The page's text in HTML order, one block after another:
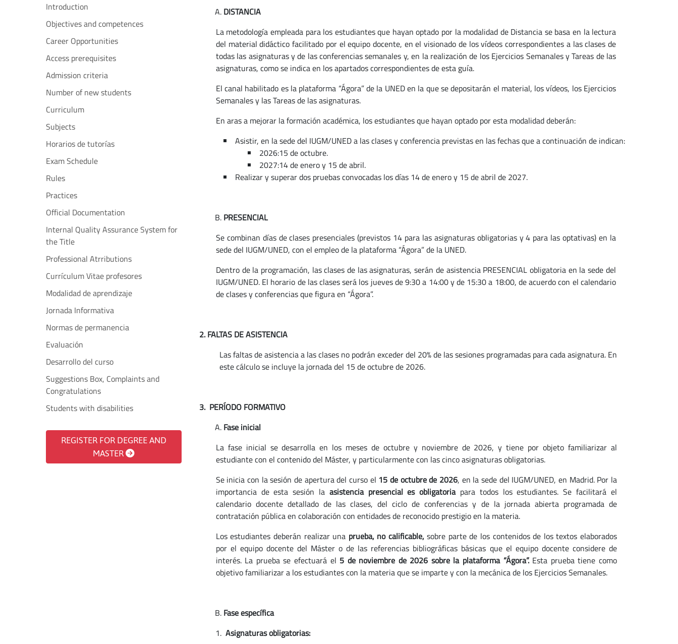
Introduction
Objectives and competences
Career Opportunities
Access prerequisites
Admission criteria
Number of new students
Curriculum
Subjects
Horarios de tutorías
Exam Schedule
Rules
Practices
Official Documentation
Internal Quality Assurance System for
the Title
Professional Atrributions
Currículum Vitae profesores
Modalidad de aprendizaje
Jornada Informativa
Normas de permanencia
Evaluación
Desarrollo del curso
Suggestions Box, Complaints and
Congratulations
Students with disabilities
REGISTER FOR DEGREE AND
MASTER
DISTANCIA
La metodología empleada para los estudiantes que hayan optado por la modalidad de Distancia se basa en la lectura
del material didáctico facilitado por el equipo docente, en el visionado de los vídeos correspondientes a las clases de
todas las asignaturas y de las conferencias semanales y, en la realización de los Ejercicios Semanales y Tareas de las
asignaturas, como se indica en los apartados correspondientes de esta guía.
El canal habilitado es la plataforma “Ágora” de la UNED en la que se depositarán el material, los vídeos, los Ejercicios
Semanales y las Tareas de las asignaturas.
En aras a mejorar la formación académica, los estudiantes que hayan optado por esta modalidad deberán:
Asistir, en la sede del IUGM/UNED a las clases y conferencia previstas en las fechas que a continuación de indican:
2026:15 de octubre.
2027:14 de enero y 15 de abril.
Realizar y superar dos pruebas convocadas los días 14 de enero y 15 de abril de 2027.
PRESENCIAL
Se combinan días de clases presenciales (previstos 14 para las asignaturas obligatorias y 4 para las optativas) en la
sede del IUGM/UNED, con el empleo de la plataforma “Ágora” de la UNED.
Dentro de la programación, las clases de las asignaturas, serán de asistencia PRESENCIAL obligatoria en la sede del
IUGM/UNED. El horario de las clases será los jueves de 9:30 a 14:00 y de 15:30 a 18:00, de acuerdo con el calendario
de clases y conferencias que figura en “Ágora”.
2. FALTAS DE ASISTENCIA
Las faltas de asistencia a las clases no podrán exceder del 20% de las sesiones programadas para cada asignatura. En
este cálculo se incluye la jornada del 15 de octubre de 2026.
3. PERÍODO FORMATIVO
Fase inicial
La fase inicial se desarrolla en los meses de octubre y noviembre de 2026, y tiene por objeto familiarizar al
estudiante con el contenido del Máster, y particularmente con las cinco asignaturas obligatorias.
Se inicia con la sesión de apertura del curso el 15 de octubre de 2026, en la sede del IUGM/UNED, en Madrid. Por la
importancia de esta sesión la asistencia presencial es obligatoriapara todos los estudiantes. Se facilitará el
calendario docente detallado de las clases, del ciclo de conferencias y de la jornada abierta programada de
contratación pública en colaboración con entidades de reconocido prestigio en la materia.
Los estudiantes deberán realizar una prueba, no calificable,sobre parte de los contenidos de los textos elaborados
por el equipo docente del Máster o de las referencias bibliográficas básicas que el equipo docente considere de
interés. La prueba se efectuará el 5 de noviembre de 2026 sobre la plataforma “Ágora”.Esta prueba tiene como
objetivo familiarizar a los estudiantes con la materia que se imparte y con la mecánica de los Ejercicios Semanales.
Fase específica
Asignaturas obligatorias: